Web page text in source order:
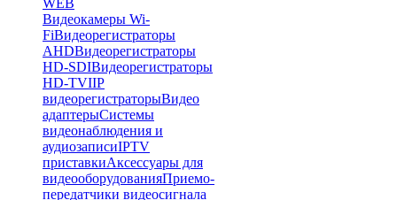
Видеокамеры Wi-
FiВидеорегистраторы
AHDВидеорегистраторы
HD-SDIВидеорегистраторы
HD-TVIIP
видеорегистраторыВидео
адаптерыСистемы
видеонаблюдения и
аудиозаписиIPTV
приставкиАксессуары для
видеооборудованияПриемо-
передатчики видеосигнала